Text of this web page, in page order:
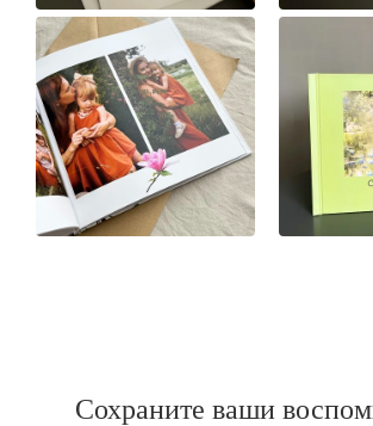
Сохраните ваши